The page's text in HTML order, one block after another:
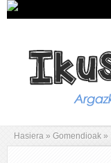
Hasiera » Gomendioak »